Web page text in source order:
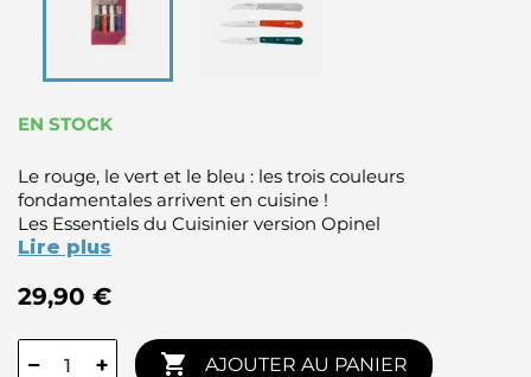
EN STOCK
Le rouge, le vert et le bleu : les trois couleurs
fondamentales arrivent en cuisine !
Les Essentiels du Cuisinier version Opinel
Lire plus
29,90 €
− +  AJOUTER AU PANIER